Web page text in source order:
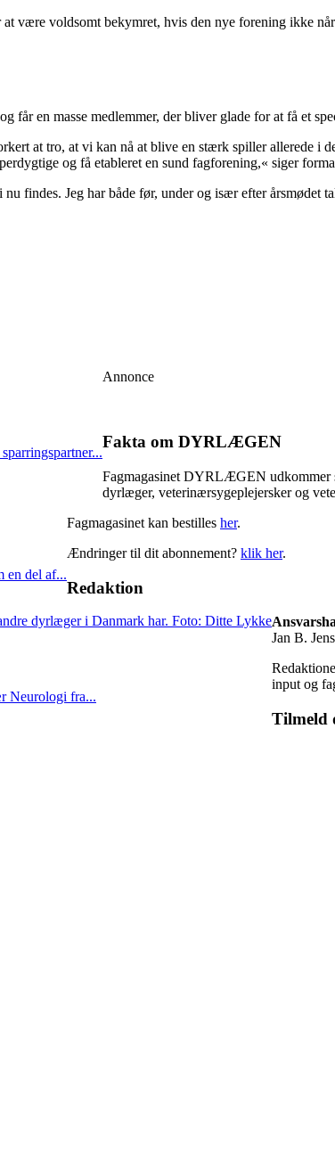
være voldsomt bekymret, hvis den nye forening ikke
en masse medlemmer, der bliver glade for at få et
at tro, at vi kan nå at blive en stærk spiller allerede i
og få etableret en sund fagforening,« siger
findes. Jeg har både før, under og især efter årsmødet
en del af...
Neurologi fra...
Annonce
Fakta om DYRLÆGEN
Fagmagasinet DYRLÆGEN udkommer
dyrlæger, veterinærsygeplejersker og
Fagmagasinet kan bestilles her.
Ændringer til dit abonnement? klik her.
Redaktion
Jan B.
input og
Tilmeld